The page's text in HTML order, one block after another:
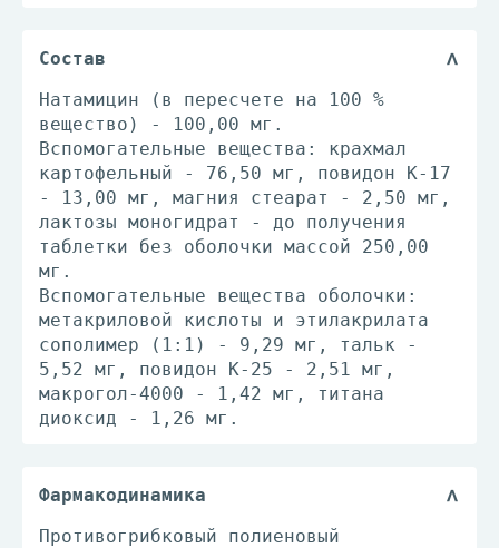
Состав
Натамицин (в пересчете на 100 %
вещество) - 100,00 мг.
Вспомогательные вещества: крахмал
картофельный - 76,50 мг, повидон К-17
- 13,00 мг, магния стеарат - 2,50 мг,
лактозы моногидрат - до получения
таблетки без оболочки массой 250,00
мг.
Вспомогательные вещества оболочки:
метакриловой кислоты и этилакрилата
сополимер (1:1) - 9,29 мг, тальк -
5,52 мг, повидон К-25 - 2,51 мг,
макрогол-4000 - 1,42 мг, титана
диоксид - 1,26 мг.
Фармакодинамика
Противогрибковый полиеновый